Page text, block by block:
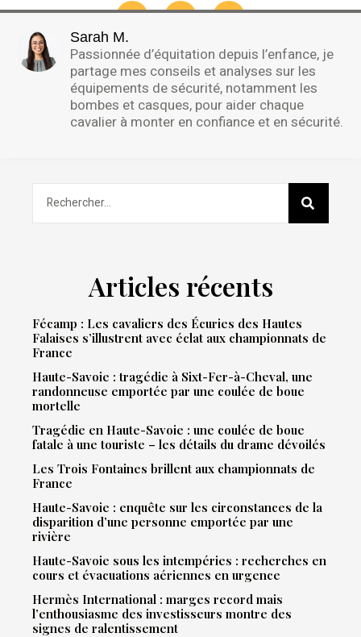
Sarah M.
Passionnée d’équitation depuis l’enfance, je
partage mes conseils et analyses sur les
équipements de sécurité, notamment les
bombes et casques, pour aider chaque
cavalier à monter en confiance et en sécurité.
Articles récents
Fécamp : Les cavaliers des Écuries des Hautes
Falaises s’illustrent avec éclat aux championnats de
France
Haute-Savoie : tragédie à Sixt-Fer-à-Cheval, une
randonneuse emportée par une coulée de boue
mortelle
Tragédie en Haute-Savoie : une coulée de boue
fatale à une touriste – les détails du drame dévoilés
Les Trois Fontaines brillent aux championnats de
France
Haute-Savoie : enquête sur les circonstances de la
disparition d’une personne emportée par une
rivière
Haute-Savoie sous les intempéries : recherches en
cours et évacuations aériennes en urgence
Hermès International : marges record mais
l’enthousiasme des investisseurs montre des
signes de ralentissement